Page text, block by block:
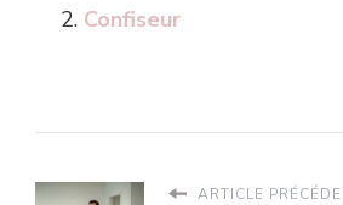
Confiseur
ARTICLE